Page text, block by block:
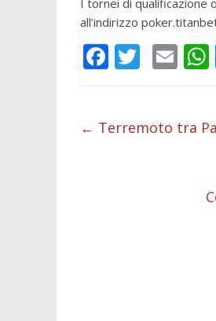
I tornei di qualificazione
all’indirizzo
F
b
T
er
E
l
← Terremoto tra